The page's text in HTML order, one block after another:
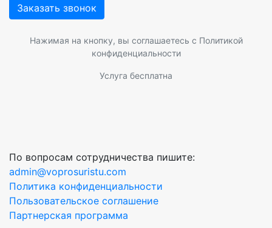
Заказать звонок
Нажимая на кнопку, вы соглашаетесь с Политикой
конфиденциальности
Услуга бесплатна
По вопросам сотрудничества пишите:
admin@voprosuristu.com
Политика конфиденциальности
Пользовательское соглашение
Партнерская программа